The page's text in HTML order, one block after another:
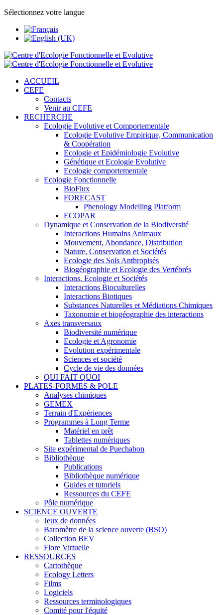
Sélectionnez votre langue
ACCUEIL
CEFE
Contacts
Venir au CEFE
RECHERCHE
Ecologie Evolutive et Comportementale
Ecologie Evolutive Empirique, Communication
& Coopération
Ecologie et Epidémiologie Evolutive
Génétique et Ecologie Evolutive
Ecologie comportementale
Ecologie Fonctionnelle
BioFlux
FORECAST
Phenology Modelling Platform
ECOPAR
Dynamique et Conservation de la Biodiversité
Interactions Humains Animaux
Mouvement, Abondance, Distribution
Nature, Conservation et Sociétés
Ecologie des Sols Anthropisés
Biogéographie et Ecologie des Vertébrés
Interactions, Ecologie et Sociétés
Interactions Bioculturelles
Interactions Biotiques
Substances Naturelles et Médiations Chimiques
Taxonomie et biogéographie des interactions
Axes transversaux
Biodiversité numérique
Ecologie et Agronomie
Evolution expérimentale
Sciences et société
Cycle de vie des données
QUI FAIT QUOI
PLATES-FORMES & POLE
Analyses chimiques
GEMEX
Terrain d'Expériences
Programmes à Long Terme
Matériel en prêt
Tablettes numériques
Site expérimental de Puechabon
Bibliothèque
Publications
Bibliothèque numérique
Guides et tutoriels
Ressources du CEFE
Pôle numérique
SCIENCE OUVERTE
Jeux de données
Baromètre de la science ouverte (BSO)
Collection BEV
Flore Virtuelle
RESSOURCES
Cartothèque
Ecology Letters
Films
Logiciels
Ressources terminologiques
Comité pour l'équité